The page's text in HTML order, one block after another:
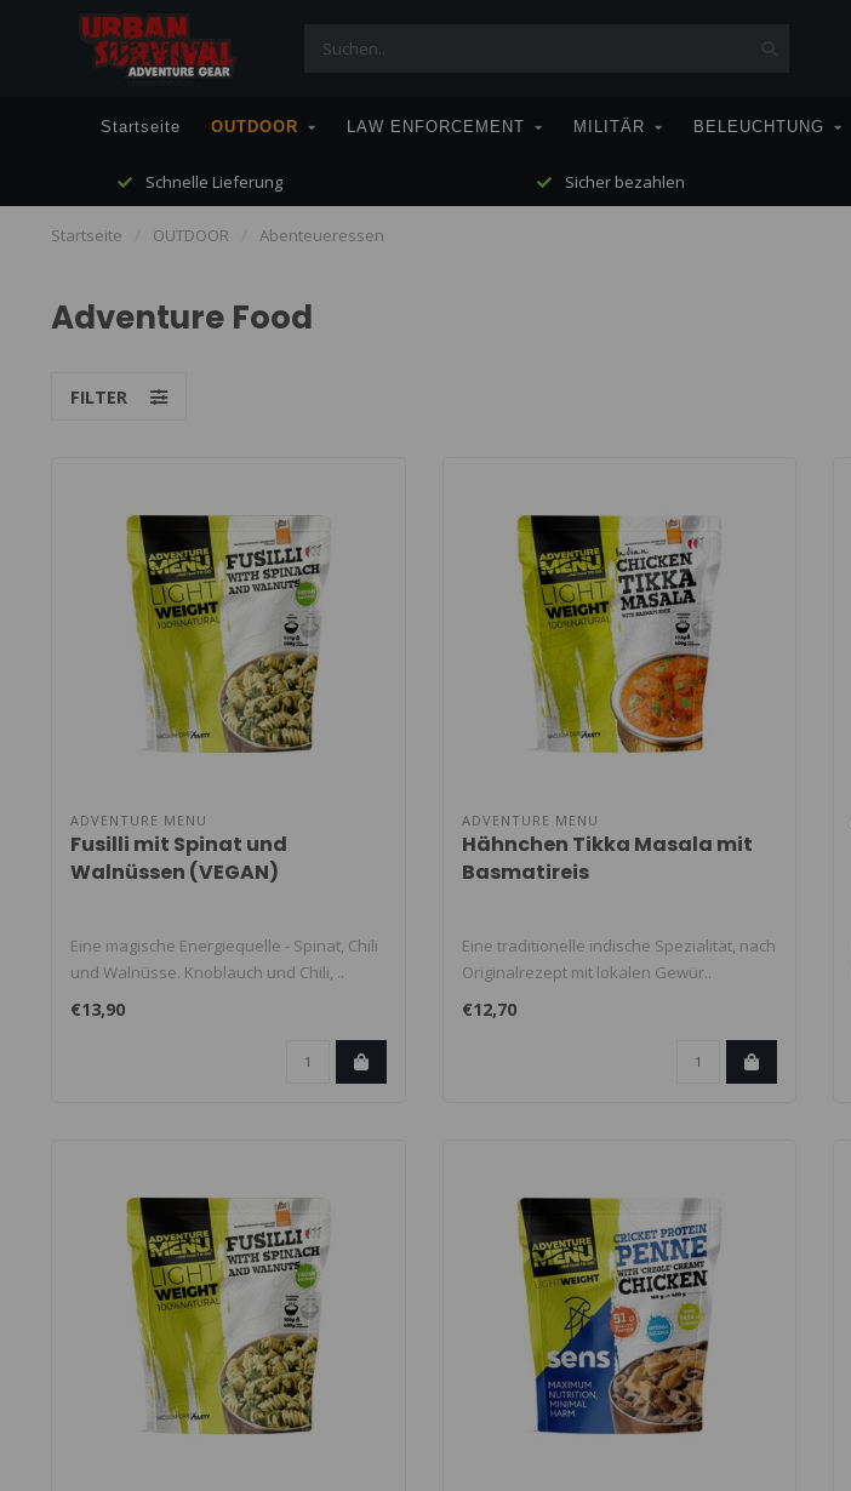
Startseite OUTDOOR LAW ENFORCEMENT MILITÄR BELEUCHTUNG
Schnelle Lieferung Sicher bezahlen
Startseite OUTDOOR Abenteueressen
Adventure Food
FILTER
ADVENTURE MENU
Fusilli mit Spinat und
Walnüssen (VEGAN)
Eine magische Energiequelle - Spinat, Chili
und Walnüsse. Knoblauch und Chili, ..
€13,90
ADVENTURE MENU
Hähnchen Tikka Masala mit
Basmatireis
Eine traditionelle indische Spezialität, nach
Originalrezept mit lokalen Gewür..
€12,70